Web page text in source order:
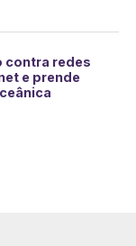
contra redes
e prende